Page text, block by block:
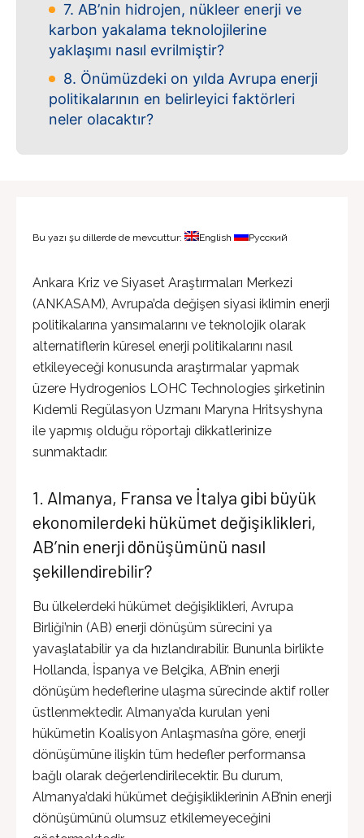
7. AB’nin hidrojen, nükleer enerji ve
karbon yakalama teknolojilerine
yaklaşımı nasıl evrilmiştir?
8. Önümüzdeki on yılda Avrupa enerji
politikalarının en belirleyici faktörleri
neler olacaktır?
Bu yazı şu dillerde de mevcuttur: English Русский
Ankara Kriz ve Siyaset Araştırmaları Merkezi
(ANKASAM), Avrupa’da değişen siyasi iklimin enerji
politikalarına yansımalarını ve teknolojik olarak
alternatiflerin küresel enerji politikalarını nasıl
etkileyeceği konusunda araştırmalar yapmak
üzere Hydrogenios LOHC Technologies şirketinin
Kıdemli Regülasyon Uzmanı Maryna Hritsyshyna
ile yapmış olduğu röportajı dikkatlerinize
sunmaktadır.
1. Almanya, Fransa ve İtalya gibi büyük
ekonomilerdeki hükümet değişiklikleri,
AB’nin enerji dönüşümünü nasıl
şekillendirebilir?
Bu ülkelerdeki hükümet değişiklikleri, Avrupa
Birliği’nin (AB) enerji dönüşüm sürecini ya
yavaşlatabilir ya da hızlandırabilir. Bununla birlikte
Hollanda, İspanya ve Belçika, AB’nin enerji
dönüşüm hedeflerine ulaşma sürecinde aktif roller
üstlenmektedir. Almanya’da kurulan yeni
hükümetin Koalisyon Anlaşması’na göre, enerji
dönüşümüne ilişkin tüm hedefler performansa
bağlı olarak değerlendirilecektir. Bu durum,
Almanya’daki hükümet değişikliklerinin AB’nin enerji
dönüşümünü olumsuz etkilemeyeceğini